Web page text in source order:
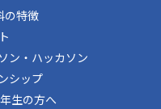
の特徴
ン・ハッカソン
シップ
生の方へ